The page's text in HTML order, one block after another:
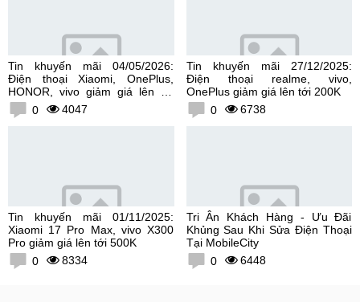
Tin khuyến mãi 04/05/2026:
Điện thoại Xiaomi, OnePlus,
HONOR, vivo giảm giá lên tới
300K0 4047
Tin khuyến mãi 27/12/2025:
Điện thoại realme, vivo,
OnePlus giảm giá lên tới 200K
0
6738
Tin khuyến mãi 01/11/2025:
Xiaomi 17 Pro Max, vivo X300
Pro giảm giá lên tới 500K
0
8334
Tri Ân Khách Hàng - Ưu Đãi
Khủng Sau Khi Sửa Điện Thoại
Tại MobileCity
0
6448